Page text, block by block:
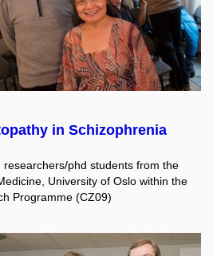
in Schizophrenia
phd students from the
University of Oslo within the
Programme (CZ09)